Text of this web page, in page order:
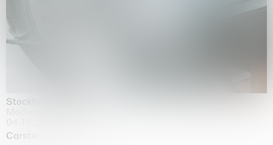
Stockholm Slides
Carsten Höller